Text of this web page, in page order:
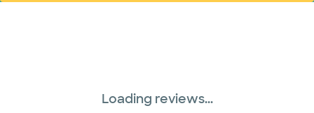
Loading reviews...